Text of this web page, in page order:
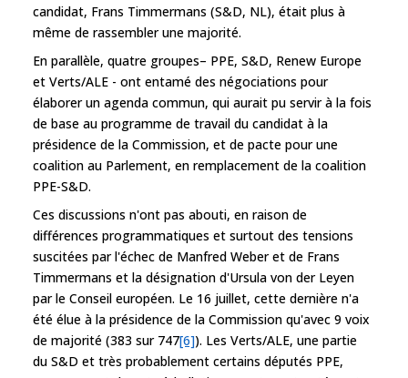
candidat, Frans Timmermans (S&D, NL), était plus à
même de rassembler une majorité.
En parallèle, quatre groupes– PPE, S&D, Renew Europe
et Verts/ALE - ont entamé des négociations pour
élaborer un agenda commun, qui aurait pu servir à la fois
de base au programme de travail du candidat à la
présidence de la Commission, et de pacte pour une
coalition au Parlement, en remplacement de la coalition
PPE-S&D.
Ces discussions n'ont pas abouti, en raison de
différences programmatiques et surtout des tensions
suscitées par l'échec de Manfred Weber et de Frans
Timmermans et la désignation d'Ursula von der Leyen
par le Conseil européen. Le 16 juillet, cette dernière n'a
été élue à la présidence de la Commission qu'avec 9 voix
de majorité (383 sur 747[6]). Les Verts/ALE, une partie
du S&D et très probablement certains députés PPE,